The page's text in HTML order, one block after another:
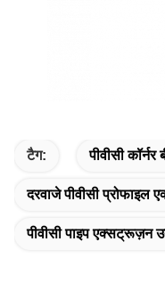
टैग: पीवीसी
दरवाजे पीवीसी प्रोफाइल
पीवीसी पाइप एक्सट्रूज़न